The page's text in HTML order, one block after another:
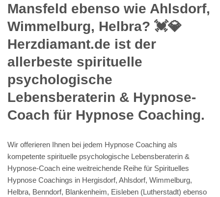
Mansfeld ebenso wie Ahlsdorf,
Wimmelburg, Helbra? 💓️💎
Herzdiamant.de ist der
allerbeste spirituelle
psychologische
Lebensberaterin & Hypnose-
Coach für Hypnose Coaching.
Wir offerieren Ihnen bei jedem Hypnose Coaching als
kompetente spirituelle psychologische Lebensberaterin &
Hypnose-Coach eine weitreichende Reihe für Spirituelles
Hypnose Coachings in Hergisdorf, Ahlsdorf, Wimmelburg,
Helbra, Benndorf, Blankenheim, Eisleben (Lutherstadt) ebenso